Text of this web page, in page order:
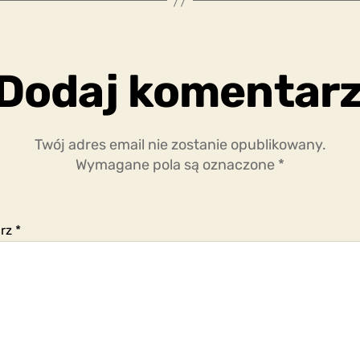
Twój adres email nie zostanie opublikowany.
Wymagane pola są oznaczone *
*